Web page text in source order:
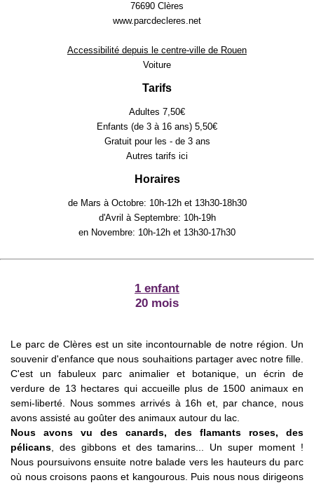
76690 Clères
www.parcdecleres.net
Accessibilité depuis le centre-ville de Rouen
Voiture
Tarifs
Adultes 7,50€
Enfants (de 3 à 16 ans) 5,50€
Gratuit pour les - de 3 ans
Autres tarifs ici
Horaires
de Mars à Octobre: 10h-12h et 13h30-18h30
d'Avril à Septembre: 10h-19h
en Novembre: 10h-12h et 13h30-17h30
1 enfant
20 mois
Le parc de Clères est un site incontournable de notre région. Un
souvenir d'enfance que nous souhaitions partager avec notre fille.
C'est un fabuleux parc animalier et botanique, un écrin de
verdure de 13 hectares qui accueille plus de 1500 animaux en
semi-liberté. Nous sommes arrivés à 16h et, par chance, nous
avons assisté au goûter des animaux autour du lac.
Nous avons vu des canards, des flamants roses, des
pélicans, des gibbons et des tamarins... Un super moment !
Nous poursuivons ensuite notre balade vers les hauteurs du parc
où nous croisons paons et kangourous. Puis nous nous dirigeons